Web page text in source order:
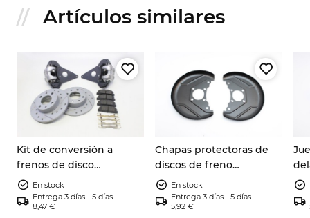
Artículos similares
Kit de conversión a
frenos de disco
delanteros Fiat 600,
Zastava 750 y SEAT 600
En stock
Entrega 3 días - 5 días
8,47 €
Chapas protectoras de
discos de freno
delanteros Fiat Panda 141
4x2/4x4 y Lancia Y10
7602956
En stock
Entrega 3 días - 5 días
5,92 €